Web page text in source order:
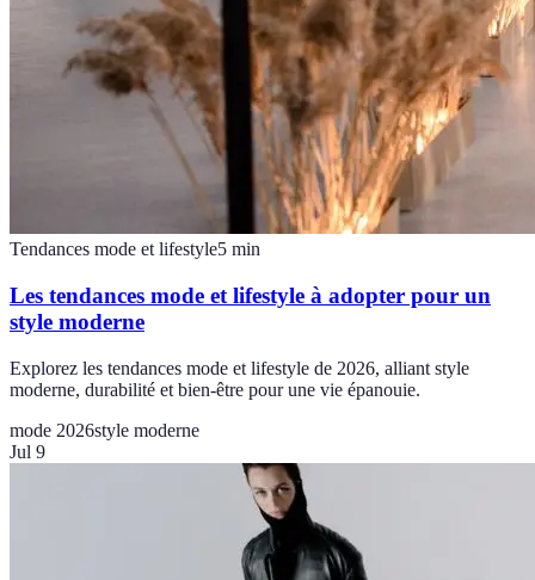
Tendances mode et lifestyle5 min
Les tendances mode et lifestyle à adopter pour un
style moderne
Explorez les tendances mode et lifestyle de 2026, alliant style
moderne, durabilité et bien-être pour une vie épanouie.
mode 2026style moderne
Jul 9